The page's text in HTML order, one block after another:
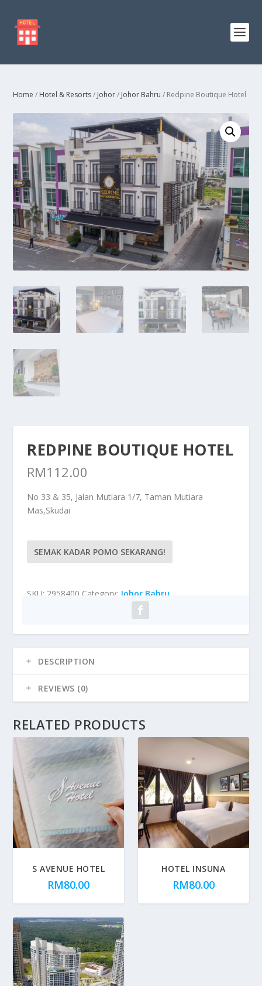
Home / Hotel & Resorts/ Johor/ Johor Bahru / Redpine Boutique Hotel
REDPINE BOUTIQUE HOTEL
RM112.00
No 33 & 35, Jalan Mutiara 1/7, Taman Mutiara
Mas,Skudai
SEMAK KADAR POMO SEKARANG!
SKU: 2958400 Category: Johor Bahru
DESCRIPTION
REVIEWS (0)
RELATED PRODUCTS
S AVENUE HOTEL
RM80.00
HOTEL INSUNA
RM80.00